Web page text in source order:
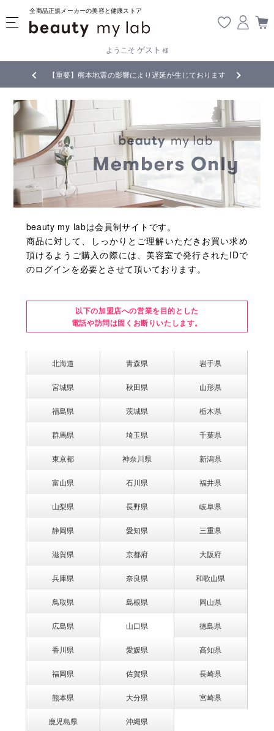
全商品正規メーカーの美容と健康ストア
ようこそ ゲスト 様
【重要】熊本地震の影響により遅延が生じております
beauty my labは会員制サイトです。
商品に対して、しっかりとご理解いただきお買い求め
頂けるようご購入の際には、美容室で発行されたIDで
のログインを必要とさせて頂いております。
以下の加盟店への営業を目的とした
電話や訪問は固くお断りいたします。
北海道 青森県 岩手県
宮城県 秋田県 山形県
福島県 茨城県 栃木県
群馬県 埼玉県 千葉県
東京都 神奈川県 新潟県
富山県 石川県 福井県
山梨県 長野県 岐阜県
静岡県 愛知県 三重県
滋賀県 京都府 大阪府
兵庫県 奈良県 和歌山県
鳥取県 島根県 岡山県
広島県 山口県 徳島県
香川県 愛媛県 高知県
福岡県 佐賀県 長崎県
熊本県 大分県 宮崎県
鹿児島県 沖縄県